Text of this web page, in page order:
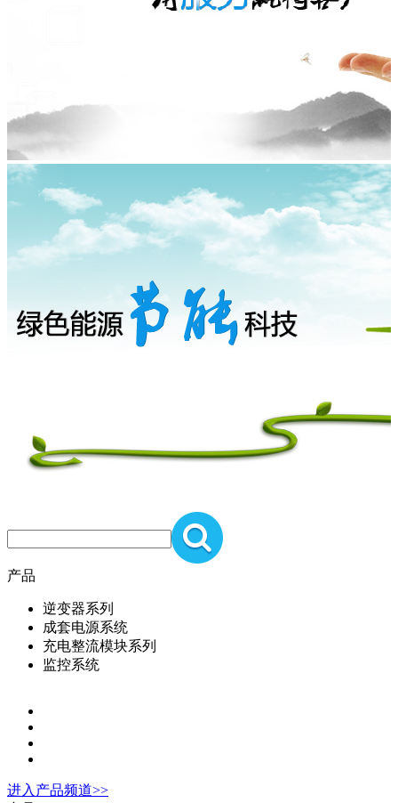
产品
逆变器系列
成套电源系统
充电整流模块系列
监控系统
进入 产品频道>>